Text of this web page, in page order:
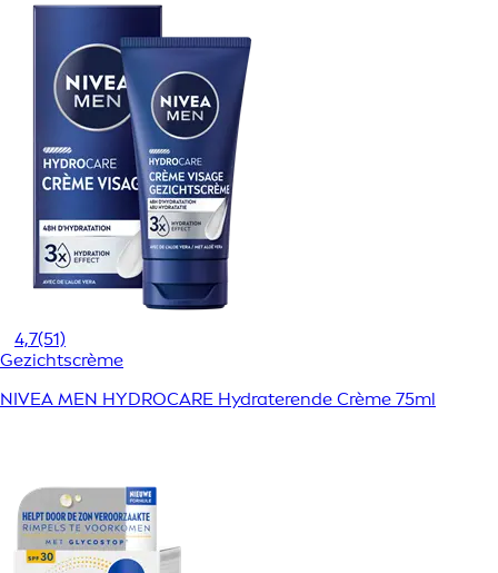
4,7(51)
Gezichtscrème
NIVEA MEN HYDROCARE Hydraterende Crème 75ml